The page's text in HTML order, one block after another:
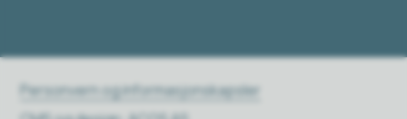
Personvern og informasjonskapsler